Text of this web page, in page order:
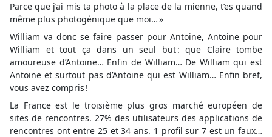
Parce que j’ai mis ta photo à la place de la mienne, t’es quand
même plus photogénique que moi… »
William va donc se faire passer pour Antoine, Antoine pour
William et tout ça dans un seul but : que Claire tombe
amoureuse d’Antoine… Enfin de William… De William qui est
Antoine et surtout pas d’Antoine qui est William… Enfin bref,
vous avez compris !
La France est le troisième plus gros marché européen de
sites de rencontres. 27% des utilisateurs des applications de
rencontres ont entre 25 et 34 ans. 1 profil sur 7 est un faux…